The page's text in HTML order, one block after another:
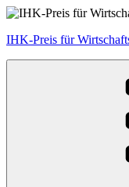
Zum
springen
IHK-Preis für